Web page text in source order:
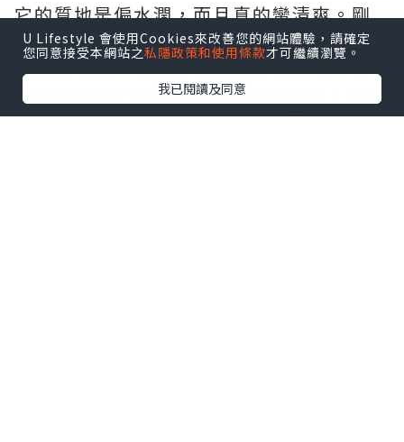
它的質地是偏水潤，而且真的蠻清爽。剛
剛塗的時候也覺得蠻易推，但是來回塗整
張臉的時候，我就發現有擦膠粒出現，真
的超級苦惱! 好不容易把擦膠粒弄走，然後
如果我想塗上CUSHION粉底，因為有磨
U Lifestyle 會使用Cookies來改善您的網站體驗，請確定
您同意接受本網站之私隱政策和使用條款才可繼續瀏覽。
我已閱讀及同意